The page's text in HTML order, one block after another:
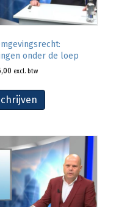
onder de loep
excl. btw